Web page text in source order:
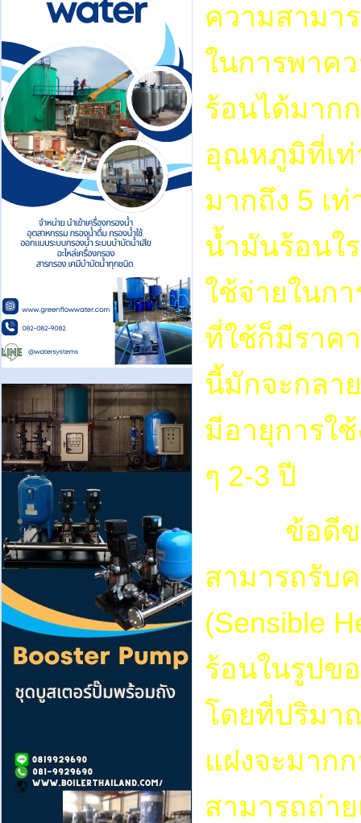
ความสามา
ในการพาค
ร้อนได้มาก
อุณหภูมิที่เท่
มากถึง 5 เ
น้ำมันร้อนใ
ใช้จ่ายในก
ที่ใช้ก็มีราค
นี้มักจะกลา
มีอายุการใ
ๆ 2-3 ปี
ข้อดีของ
สามารถรับ
(Sensible
ร้อนในรูปข
โดยที่ปริมา
แฝงจะมาก
สามารถถ่า